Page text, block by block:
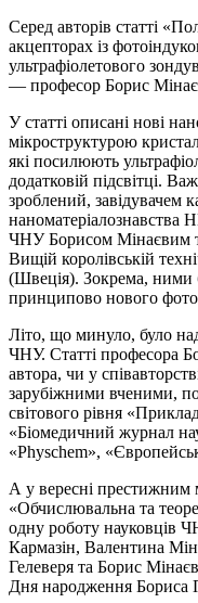
Серед авторів статті
акцепторах із
ультрафіолетового
— професор Борис
У статті описані нові
мікроструктурою
які посилюють
додатковій підсвітці.
зроблений, завідувачем
наноматеріалознавства
ЧНУ Борисом Мінаєвим
Вищій королівській
(Швеція). Зокрема, ними
принципово нового
Літо, що минуло, було
ЧНУ. Статті професора
автора, чи у
зарубіжними вченими,
світового рівня
«Біомедичний журнал
«Physсhem»,
А у вересні
«Обчислювальна та
одну роботу науковців
Кармазін, Валентина
Гелеверя та Борис
Дня народження Бориса